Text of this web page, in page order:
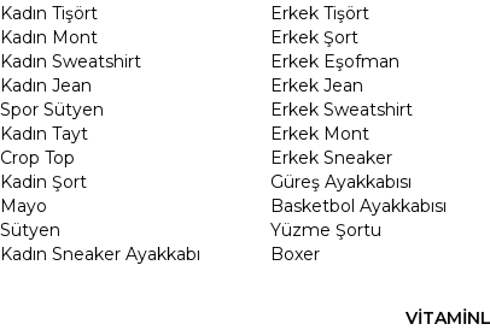
Kadın Tişört
Kadın Mont
Kadın Sweatshirt
Kadın Jean
Spor Sütyen
Kadın Tayt
Crop Top
Kadin Şort
Mayo
Sütyen
Kadın Sneaker Ayakkabı
Erkek Tişört
Erkek Şort
Erkek Eşofman
Erkek Jean
Erkek Sweatshirt
Erkek Mont
Erkek Sneaker
Güreş Ayakkabısı
Basketbol Ayakkabısı
Yüzme Şortu
Boxer